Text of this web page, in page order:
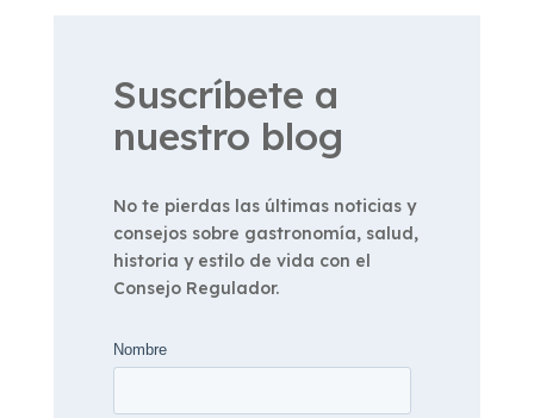
Suscríbete a
nuestro blog
No te pierdas las últimas noticias y
consejos sobre gastronomía, salud,
historia y estilo de vida con el
Consejo Regulador.